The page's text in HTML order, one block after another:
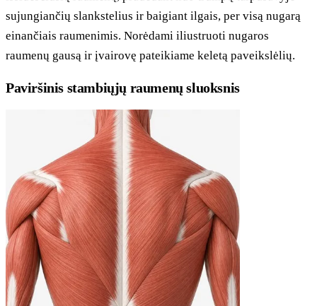
sujungiančių slankstelius ir baigiant ilgais, per visą nugarą
einančiais raumenimis. Norėdami iliustruoti nugaros
raumenų gausą ir įvairovę pateikiame keletą paveikslėlių.
Paviršinis stambiųjų raumenų sluoksnis